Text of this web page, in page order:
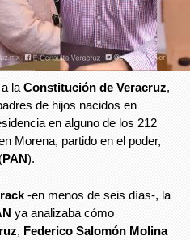
la Constitución de Veracruz,
de hijos nacidos en
en alguno de los 212
Morena, partido en el poder,
(PAN).
-en menos de seis días-, la
ya analizaba cómo
, Federico Salomón Molina